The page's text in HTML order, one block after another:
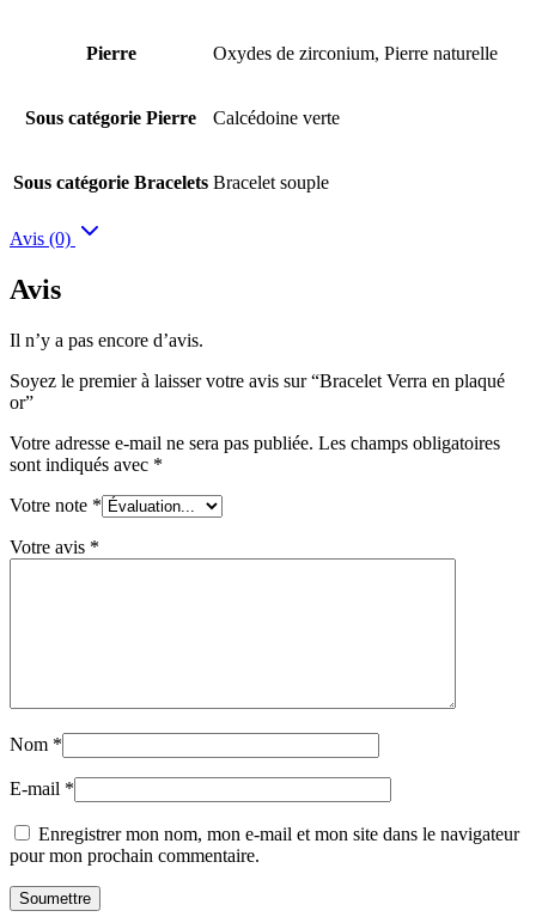
Pierre Oxydes de zirconium, Pierre naturelle
Sous catégorie Pierre Calcédoine verte
Sous catégorie Bracelets Bracelet souple
Avis (0)
Avis
Il n’y a pas encore d’avis.
Soyez le premier à laisser votre avis sur “Bracelet Verra en plaqué
or”
Votre adresse e-mail ne sera pas publiée. Les champs obligatoires
sont indiqués avec *
Votre note *
Votre avis *
Nom *
E-mail *
Enregistrer mon nom, mon e-mail et mon site dans le navigateur
pour mon prochain commentaire.